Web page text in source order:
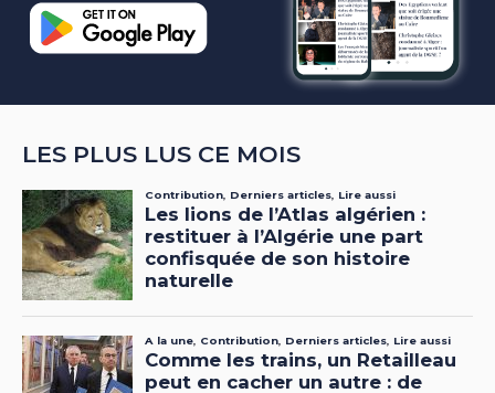
LES PLUS LUS CE MOIS